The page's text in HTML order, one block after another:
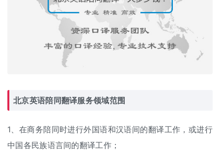
北京英语陪同翻译服务领域范围
1、在商务陪同时进行外国语和汉语间的翻译工作，或进行
中国各民族语言间的翻译工作；